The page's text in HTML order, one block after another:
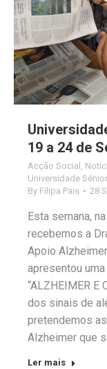
19 a 24 de
Acção Social ,
Universidade
By Filipa Pais 28
Esta semana,
recebemos a
Apoio
apresentou
“ALZHEIMER E
dos sinais de
pretendemos
Alzheimer que
Ler mais